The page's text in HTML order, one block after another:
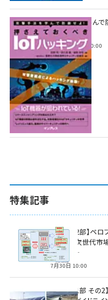
攻撃手法を学んで
ハッキング
2022年6月14日 0:00
特集記事
特集【第2部】ペ
戦略 ― 次世代市
の動向 ―
7月30日 10:00
特集【第1部 その2